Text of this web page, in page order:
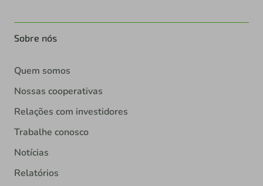
Sobre nós
Quem somos
Nossas cooperativas
Relações com investidores
Trabalhe conosco
Notícias
Relatórios